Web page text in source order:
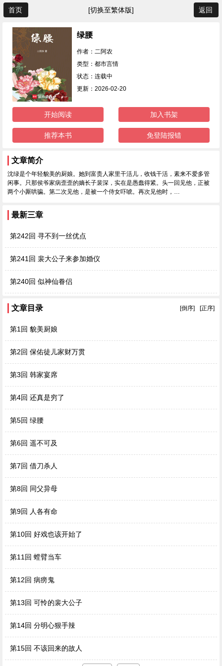
首页 [切换至繁体版] 返回
绿腰
作者：二阿农
类型：都市言情
状态：连载中
更新：2026-02-20
开始阅读 加入书架
推荐本书 免登陆报错
文章简介
沈绿是个年轻貌美的厨娘。她到富贵人家里干活儿，收钱干活，素来不爱多管
闲事。只那侯爷家病歪歪的嫡长子裴深，实在是愚蠢得紧。头一回见他，正被
两个小厮哄骗。第二次见他，是被一个侍女吓唬。再次见他时，…
最新三章
第242回 寻不到一丝优点
第241回 裴大公子来参加婚仪
第240回 似神仙眷侣
文章目录 [正序]
[倒序]
第1回 貌美厨娘
第2回 保佑徒儿家财万贯
第3回 韩家宴席
第4回 还真是穷了
第5回 绿腰
第6回 遥不可及
第7回 借刀杀人
第8回 同父异母
第9回 人各有命
第10回 好戏也该开始了
第11回 螳臂当车
第12回 病痨鬼
第13回 可怜的裴大公子
第14回 分明心狠手辣
第15回 不该回来的故人